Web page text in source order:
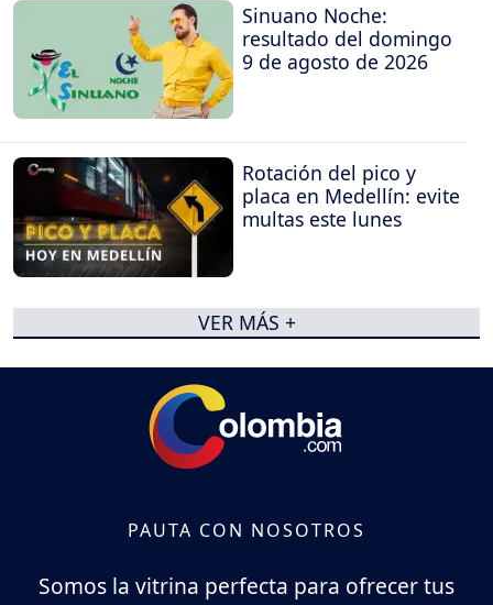
Sinuano Noche:
resultado del domingo
9 de agosto de 2026
Rotación del pico y
placa en Medellín: evite
multas este lunes
VER MÁS +
PAUTA CON NOSOTROS
Somos la vitrina perfecta para ofrecer tus